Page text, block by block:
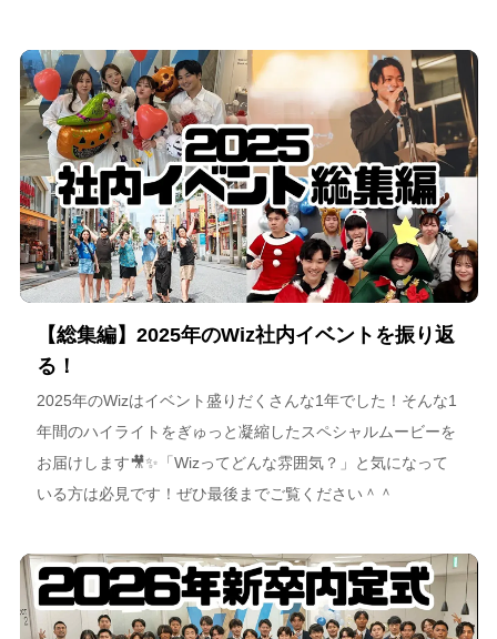
海道が描く今後のビジョンについて語っています。
【総集編】2025年のWiz社内イベントを振り返
る！
2025年のWizはイベント盛りだくさんな1年でした！そんな1
年間のハイライトをぎゅっと凝縮したスペシャルムービーを
お届けします🎥✨「Wizってどんな雰囲気？」と気になって
いる方は必見です！ぜひ最後までご覧ください＾＾